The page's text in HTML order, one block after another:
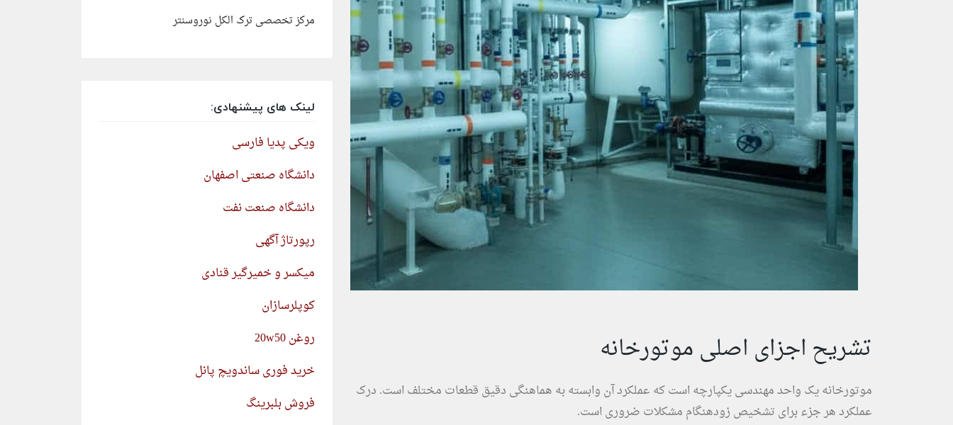
تشریح اجزای اصلی موتورخانه
موتورخانه یک واحد مهندسی یکپارچه است که عملکرد آن وابسته به هماهنگی دقیق قطعات مختلف است. درک
عملکرد هر جزء برای تشخیص زودهنگام مشکلات ضروری است.
مرکز تخصصی ترک الکل نوروسنتر
لینک های پیشنهادی:
ویکی پدیا فارسی
دانشگاه صنعتی اصفهان
دانشگاه صنعت نفت
رپورتاژ آگهی
میکسر و خمیرگیر قنادی
کوپلرسازان
روغن 20w50
خرید فوری ساندویچ پانل
فروش بلبرینگ